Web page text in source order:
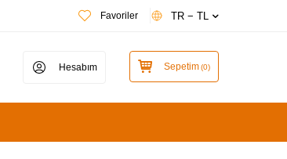
Favoriler TR − TL
Hesabım Sepetim(0)